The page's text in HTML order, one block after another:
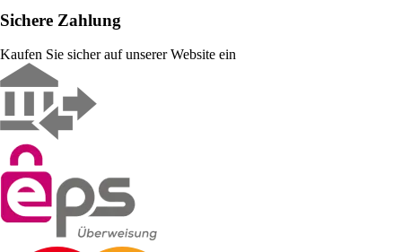
Sichere Zahlung
Kaufen Sie sicher auf unserer Website ein